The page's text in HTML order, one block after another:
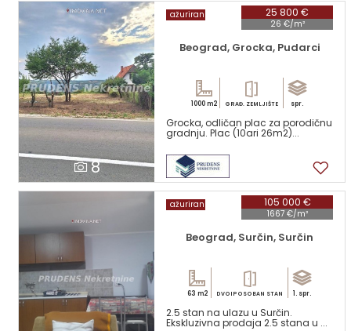
8
25 800 €
26 €/m²
ažuriran
Beograd, Grocka, Pudarci
1000 m2 GRAĐ. ZEMLJIŠTE spr.
Grocka, odličan plac za porodičnu
gradnju. Plac (10ari 26m2)...
105 000 €
1667 €/m²
ažuriran
Beograd, Surčin, Surčin
63 m2 DVOIPOSOBAN STAN 1. spr.
2.5 stan na ulazu u Surčin.
Ekskluzivna prodaja 2.5 stana u ...